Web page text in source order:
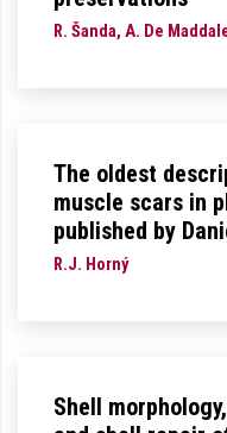
R. Šanda, A. De
The oldest
muscle scars in
published by
R.J. Horný
Shell